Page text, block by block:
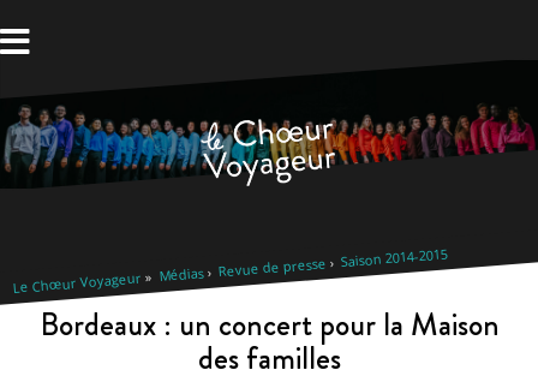
au
Le Chœur Voyageur Médias Revue de presse Saison 2014-2015
Bordeaux : un concert pour la Maison
des familles